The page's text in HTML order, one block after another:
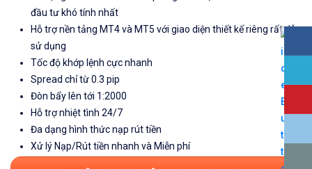
đầu tư khó tính nhất
Hỗ trợ nền tảng MT4 và MT5 với giao diện thiết kế riêng rất dễ
sử dụng
Tốc độ khớp lệnh cực nhanh
Spread chỉ từ 0.3 pip
Đòn bẩy lên tới 1:2000
Hỗ trợ nhiệt tình 24/7
Đa dạng hình thức nạp rút tiền
Xử lý Nạp/Rút tiền nhanh và Miễn phí